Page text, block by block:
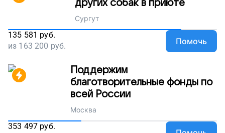
других собак в приюте
Сургут
135 581 руб.
из 163 200 руб. Помочь
Поддержим
благотворительные фонды по
всей России
Москва
353 497 руб.